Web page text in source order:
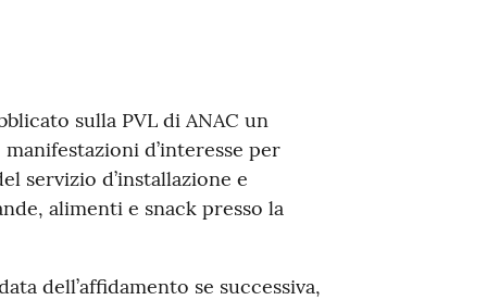
sulla PVL di ANAC un
d’interesse per
servizio d’installazione e
alimenti e snack presso la
dell’affidamento se successiva,